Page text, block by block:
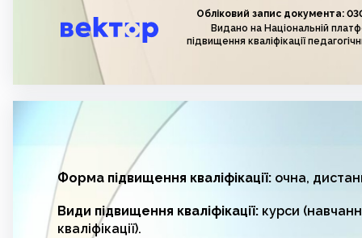
Обліковий запис документа:
Видано на Національній
підвищення кваліфікації
Форма підвищення кваліфікації: очна,
Види підвищення кваліфікації: курси
кваліфікації).